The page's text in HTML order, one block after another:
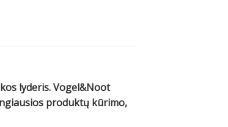
lyderis. Vogel&Noot
produktų kūrimo,